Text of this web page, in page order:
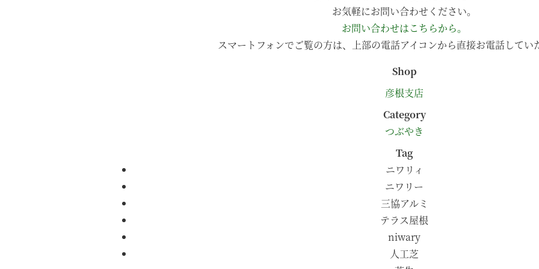
お気軽にお問い合わせください。
お問い合わせはこちらから。
スマートフォンでご覧の方は、上部の電話アイコンから直接お電話してい
Shop
彦根支店
Category
つぶやき
Tag
ニワリィ
ニワリー
三協アルミ
テラス屋根
niwary
人工芝